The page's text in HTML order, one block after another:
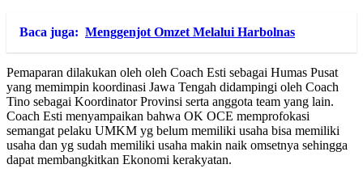
Baca juga: Menggenjot Omzet Melalui Harbolnas
Pemaparan dilakukan oleh oleh Coach Esti sebagai Humas Pusat
yang memimpin koordinasi Jawa Tengah didampingi oleh Coach
Tino sebagai Koordinator Provinsi serta anggota team yang lain.
Coach Esti menyampaikan bahwa OK OCE memprofokasi
semangat pelaku UMKM yg belum memiliki usaha bisa memiliki
usaha dan yg sudah memiliki usaha makin naik omsetnya sehingga
dapat membangkitkan Ekonomi kerakyatan.